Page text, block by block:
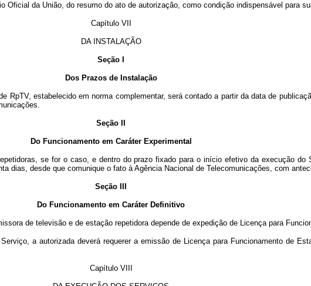
da União, do resumo do ato de autorização, como condição indispensável para
Capítulo VII
DA INSTALAÇÃO
Seção I
Dos Prazos de Instalação
estabelecido em norma complementar, será contado a partir da data de
Seção II
Do Funcionamento em Caráter Experimental
se for o caso, e dentro do prazo fixado para o início efetivo da execução do
dias, desde que comunique o fato à Agência Nacional de Telecomunicações, com
Seção III
Do Funcionamento em Caráter Definitivo
de televisão e de estação repetidora depende de expedição de Licença para
a autorizada deverá requerer a emissão de Licença para Funcionamento de
Capítulo VIII